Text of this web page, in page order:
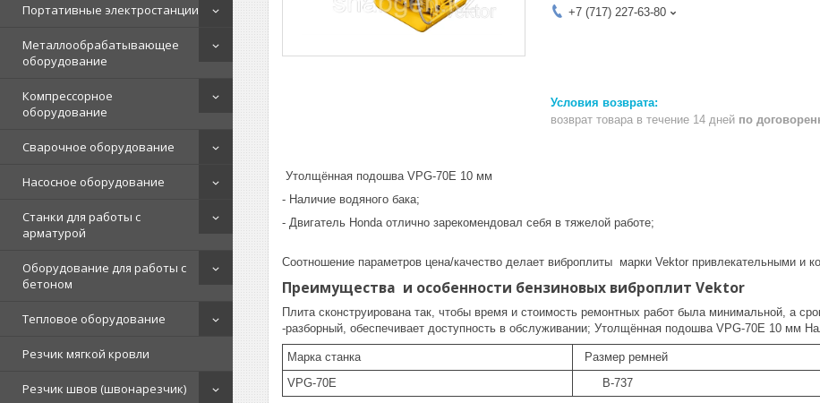
Портативные электростанции
Металлообрабатывающее
оборудование
Компрессорное
оборудование
Сварочное оборудование
Насосное оборудование
Станки для работы с
арматурой
Оборудование для работы с
бетоном
Тепловое оборудование
Резчик мягкой кровли
Резчик швов (швонарезчик)
+7 (717) 227-63-80
возврат товара в течение 14 дней по
Утолщённая подошва VPG-70E 10 мм
- Наличие водяного бака;
- Двигатель Honda отлично зарекомендовал себя в тяжелой работе;
Соотношение параметров цена/качество делает виброплиты марки Vektor привлекательными и
Преимущества и особенности бензиновых виброплит Vektor
Плита сконструирована так, чтобы время и стоимость ремонтных работ была минимальной, а
-разборный, обеспечивает доступность в обслуживании; Утолщённая подошва VPG-70E 10 мм
Марка станка Размер ремней
VPG-70Е
В-737